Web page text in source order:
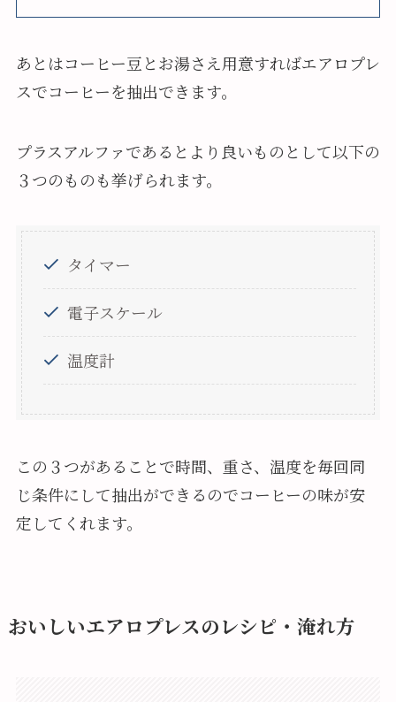
あとはコーヒー豆とお湯さえ用意すればエアロプレ
スでコーヒーを抽出できます。
プラスアルファであるとより良いものとして以下の
３つのものも挙げられます。
タイマー
電子スケール
温度計
この３つがあることで時間、重さ、温度を毎回同
じ条件にして抽出ができるのでコーヒーの味が安
定してくれます。
おいしいエアロプレスのレシピ・淹れ方